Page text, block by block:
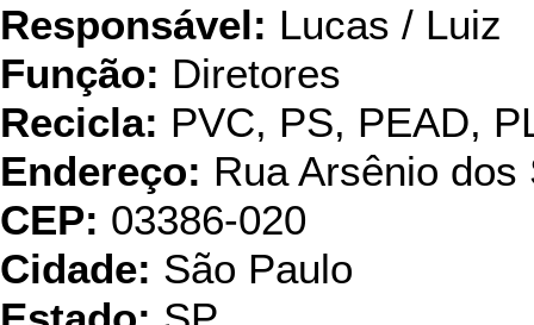
Responsável: Lucas / Luiz
Função: Diretores
Recicla: PVC, PS, PEAD,
Endereço: Rua Arsênio
CEP: 03386-020
Cidade: São Paulo